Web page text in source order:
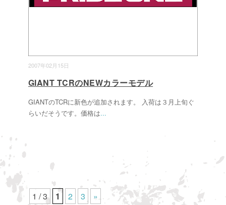
2007年02月15日
GIANT TCRのNEWカラーモデル
GIANTのTCRに新色が追加されます。 入荷は３月上旬ぐ
らいだそうです。価格は...
1 / 3 1 2 3
»